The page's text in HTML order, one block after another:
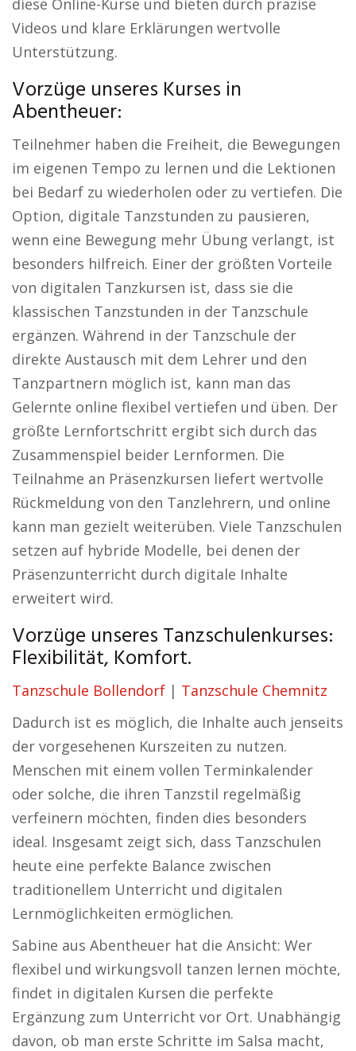
diese Online-Kurse und bieten durch präzise
Videos und klare Erklärungen wertvolle
Unterstützung.
Vorzüge unseres Kurses in
Abentheuer:
Teilnehmer haben die Freiheit, die Bewegungen
im eigenen Tempo zu lernen und die Lektionen
bei Bedarf zu wiederholen oder zu vertiefen. Die
Option, digitale Tanzstunden zu pausieren,
wenn eine Bewegung mehr Übung verlangt, ist
besonders hilfreich. Einer der größten Vorteile
von digitalen Tanzkursen ist, dass sie die
klassischen Tanzstunden in der Tanzschule
ergänzen. Während in der Tanzschule der
direkte Austausch mit dem Lehrer und den
Tanzpartnern möglich ist, kann man das
Gelernte online flexibel vertiefen und üben. Der
größte Lernfortschritt ergibt sich durch das
Zusammenspiel beider Lernformen. Die
Teilnahme an Präsenzkursen liefert wertvolle
Rückmeldung von den Tanzlehrern, und online
kann man gezielt weiterüben. Viele Tanzschulen
setzen auf hybride Modelle, bei denen der
Präsenzunterricht durch digitale Inhalte
erweitert wird.
Vorzüge unseres Tanzschulenkurses:
Flexibilität, Komfort.
Tanzschule Bollendorf | Tanzschule Chemnitz
Dadurch ist es möglich, die Inhalte auch jenseits
der vorgesehenen Kurszeiten zu nutzen.
Menschen mit einem vollen Terminkalender
oder solche, die ihren Tanzstil regelmäßig
verfeinern möchten, finden dies besonders
ideal. Insgesamt zeigt sich, dass Tanzschulen
heute eine perfekte Balance zwischen
traditionellem Unterricht und digitalen
Lernmöglichkeiten ermöglichen.
Sabine aus Abentheuer hat die Ansicht: Wer
flexibel und wirkungsvoll tanzen lernen möchte,
findet in digitalen Kursen die perfekte
Ergänzung zum Unterricht vor Ort. Unabhängig
davon, ob man erste Schritte im Salsa macht,